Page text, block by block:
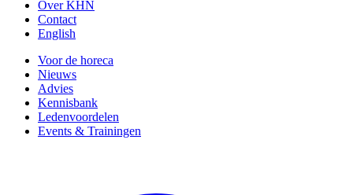
Over KHN
Contact
English
Voor de horeca
Nieuws
Advies
Kennisbank
Ledenvoordelen
Events & Trainingen